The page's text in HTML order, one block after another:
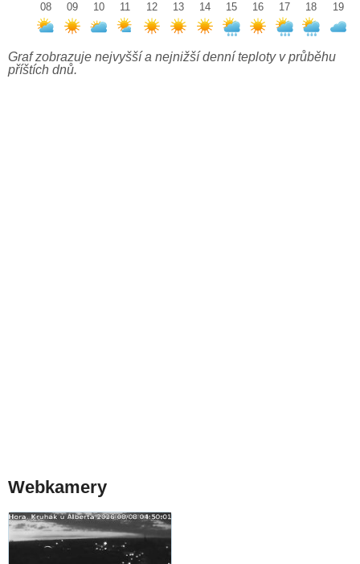
08
09
10
11
12
13
14
15
16
17
18
19
Graf zobrazuje nejvyšší a nejnižší denní teploty v průběhu
příštích dnů.
Webkamery